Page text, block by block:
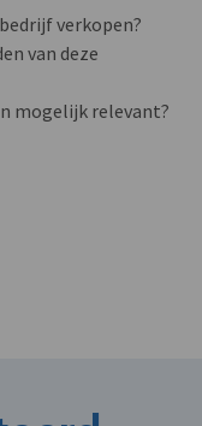
verkopen?
van deze
mogelijk relevant?